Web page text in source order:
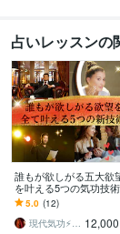
占いレッスンの
誰もが欲しがる五大欲
を叶える5つの気功技術
す 情報空間から愛・富・
美・存在感・生命力のラ
ンクアップを叶える
5.0 (12)
現代気功⚡神念伝達師＠SHANTY巫香 12,000